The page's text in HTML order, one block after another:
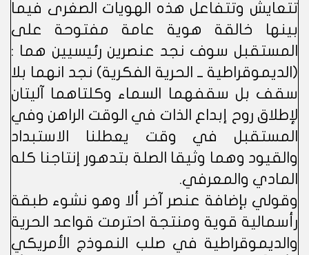
تتعايش وتتفاعل هذه الهويات الصغرى فيما
بينها خالقة هوية عامة مفتوحة على
المستقبل سوف نجد عنصرين رئيسيين هما :
(الديموقراطية ــ الحرية الفكرية) نجد انهما بلا
سقف بل سقفهما السماء وكلتاهما آليتان
لإطلاق روح إبداع الذات في الوقت الراهن وفي
المستقبل في وقت يعطلنا الاستبداد
والقيود وهما وثيقا الصلة بتدهور إنتاجنا كله
المادي والمعرفي.
وقولي بإضافة عنصر آخر ألا وهو نشوء طبقة
رأسمالية قوية ومنتجة احترمت قواعد الحرية
والديموقراطية في صلب النموذج الأمريكي